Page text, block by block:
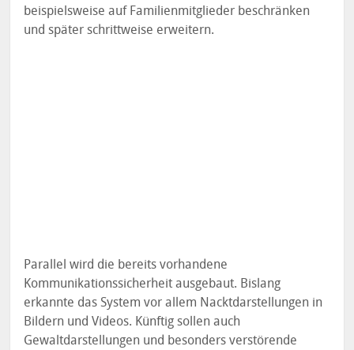
beispielsweise auf Familienmitglieder beschränken
und später schrittweise erweitern.
Parallel wird die bereits vorhandene
Kommunikationssicherheit ausgebaut. Bislang
erkannte das System vor allem Nacktdarstellungen in
Bildern und Videos. Künftig sollen auch
Gewaltdarstellungen und besonders verstörende